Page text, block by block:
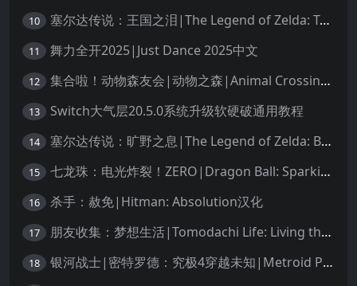
10 塞尔达传说：王国之泪|The Legend of Zelda: Tears of the Kingdom中文
11 舞力全开2025|Just Dance 2025中文
12 集合啦！动物森友会|动物之森|Animal Crossing: New Horizons中文
13 Switch大气层20.5.0系统升级软硬破通用教程
14 塞尔达传说：旷野之息|The Legend of Zelda: Breath of the Wild中文
15 七龙珠：电光炸裂！ZERO|Dragon Ball: Sparking! Zero中文
16 杀手：赦免|Hitman: Absolution汉化
17 朋友收集：梦想生活|Tomodachi Life: Living the Dream中文
18 银河战士|密特罗德：究极4穿越未知|Metroid Prime 4: Beyond中文